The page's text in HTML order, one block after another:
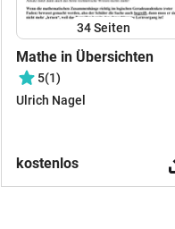
34Seiten
Mathe in Übersichten
5(1)
Ulrich Nagel
kostenlos